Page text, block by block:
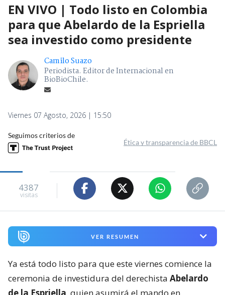
EN VIVO | Todo listo en Colombia
para que Abelardo de la Espriella
sea investido como presidente
Camilo Suazo
Periodista. Editor de Internacional en
BioBioChile.
Viernes 07 Agosto, 2026 | 15:50
Seguimos criterios de
Ética y transparencia de BBCL
4387
visitas
VER RESUMEN
Ya está todo listo para que este viernes comience la
ceremonia de investidura del derechista Abelardo